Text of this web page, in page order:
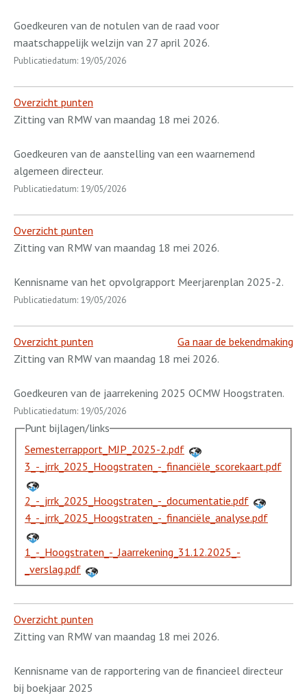
Goedkeuren van de notulen van de raad voor
maatschappelijk welzijn van 27 april 2026.
Publicatiedatum: 19/05/2026
Overzicht punten
Zitting van RMW van maandag 18 mei 2026.
Goedkeuren van de aanstelling van een waarnemend
algemeen directeur.
Publicatiedatum: 19/05/2026
Overzicht punten
Zitting van RMW van maandag 18 mei 2026.
Kennisname van het opvolgrapport Meerjarenplan 2025-2.
Publicatiedatum: 19/05/2026
Overzicht punten
Ga naar de bekendmaking
Zitting van RMW van maandag 18 mei 2026.
Goedkeuren van de jaarrekening 2025 OCMW Hoogstraten.
Publicatiedatum: 19/05/2026
Punt bijlagen/links
Semesterrapport_MJP_2025-2.pdf
3_-_jrrk_2025_Hoogstraten_-_financiële_scorekaart.pdf
2_-_jrrk_2025_Hoogstraten_-_documentatie.pdf
4_-_jrrk_2025_Hoogstraten_-_financiële_analyse.pdf
1_-_Hoogstraten_-_Jaarrekening_31.12.2025_-
_verslag.pdf
Overzicht punten
Zitting van RMW van maandag 18 mei 2026.
Kennisname van de rapportering van de financieel directeur
bij boekjaar 2025